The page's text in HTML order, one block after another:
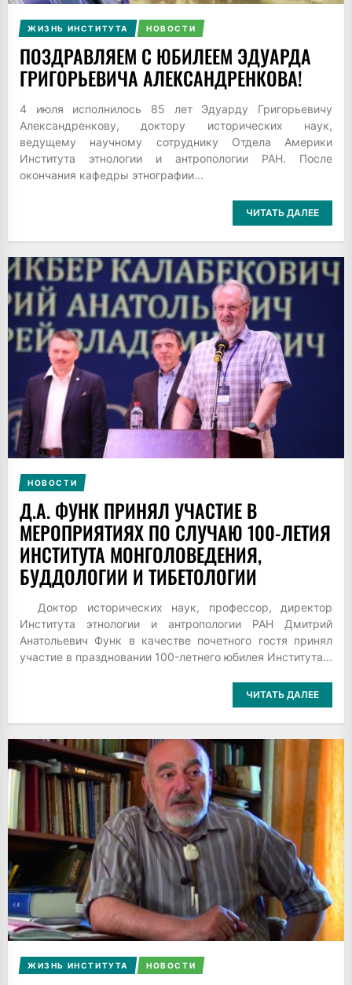
ЖИЗНЬ ИНСТИТУТА НОВОСТИ
ПОЗДРАВЛЯЕМ С ЮБИЛЕЕМ ЭДУАРДА
ГРИГОРЬЕВИЧА АЛЕКСАНДРЕНКОВА!
4 июля исполнилось 85 лет Эдуарду Григорьевичу
Александренкову, доктору исторических наук,
ведущему научному сотруднику Отдела Америки
Института этнологии и антропологии РАН. После
окончания кафедры этнографии...
ЧИТАТЬ ДАЛЕЕ
НОВОСТИ
Д.А. ФУНК ПРИНЯЛ УЧАСТИЕ В
МЕРОПРИЯТИЯХ ПО СЛУЧАЮ 100-ЛЕТИЯ
ИНСТИТУТА МОНГОЛОВЕДЕНИЯ,
БУДДОЛОГИИ И ТИБЕТОЛОГИИ
Доктор исторических наук, профессор, директор
Института этнологии и антропологии РАН Дмитрий
Анатольевич Функ в качестве почетного гостя принял
участие в праздновании 100-летнего юбилея Института...
ЧИТАТЬ ДАЛЕЕ
ЖИЗНЬ ИНСТИТУТА НОВОСТИ